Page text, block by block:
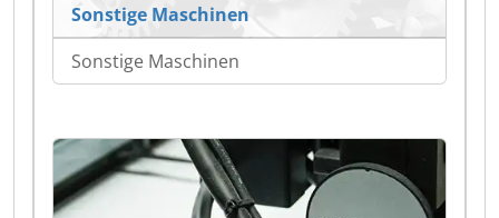
Sonstige Maschinen
Sonstige Maschinen